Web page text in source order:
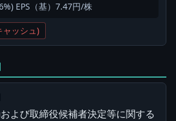
EPS（基）7.47円/株
ャッシュ)
よび取締役候補者決定等に関する